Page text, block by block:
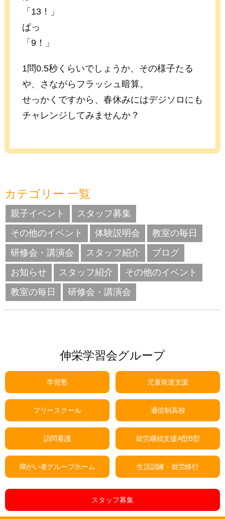
「13！」
ぱっ
「9！」
1問0.5秒くらいでしょうか、その様子たる
や、さながらフラッシュ暗算。
せっかくですから、春休みにはデジソロにも
チャレンジしてみませんか？
カテゴリー 一覧
親子イベント
スタッフ募集
その他のイベント
体験説明会
教室の毎日
研修会・講演会
スタッフ紹介
ブログ
お知らせ
スタッフ紹介
その他のイベント
教室の毎日
研修会・講演会
伸栄学習会グループ
学習塾 児童発達支援
フリースクール 通信制高校
訪問看護 就労継続支援A型B型
障がい者グループホーム 生活訓練・就労移行
スタッフ募集